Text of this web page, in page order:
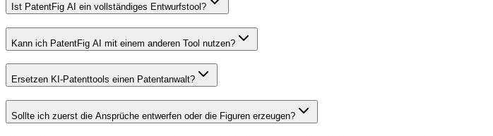
Ist PatentFig AI ein vollständiges Entwurfstool?
Kann ich PatentFig AI mit einem anderen Tool nutzen?
Ersetzen KI-Patenttools einen Patentanwalt?
Sollte ich zuerst die Ansprüche entwerfen oder die Figuren erzeugen?